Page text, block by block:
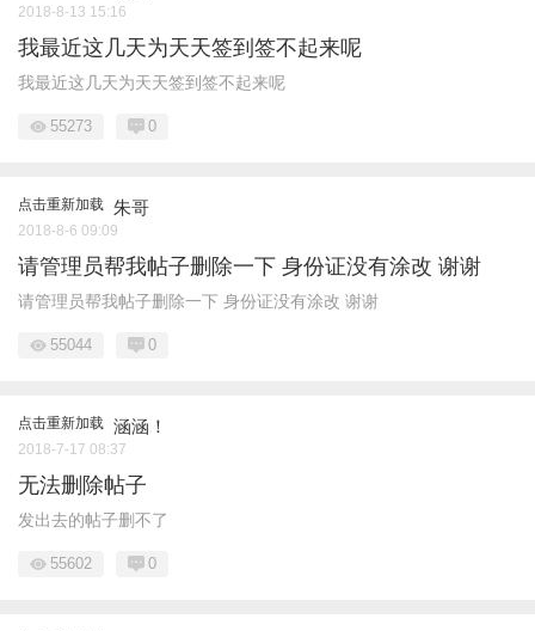
2018-8-13 15:16
我最近这几天为天天签到签不起来呢
我最近这几天为天天签到签不起来呢
55273 0
点击重新加载 朱哥
2018-8-6 09:09
请管理员帮我帖子删除一下 身份证没有涂改 谢谢
请管理员帮我帖子删除一下 身份证没有涂改 谢谢
55044 0
点击重新加载 涵涵！
2018-7-17 08:37
无法删除帖子
发出去的帖子删不了
55602 0